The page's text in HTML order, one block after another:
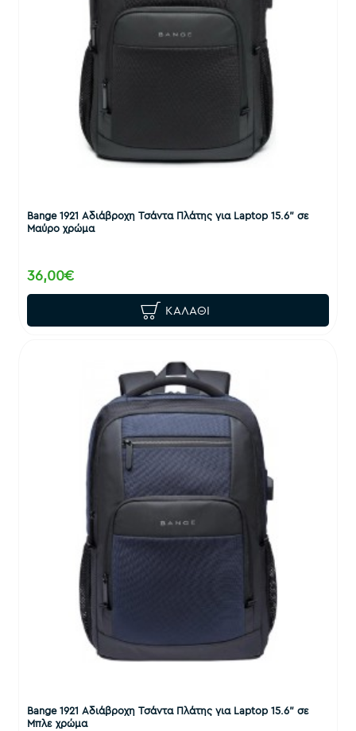
Bange 1921 Αδιάβροχη Τσάντα Πλάτης για Laptop 15.6" σε
Μαύρο χρώμα
36,00€
ΚΑΛΆΘΙ
Bange 1921 Αδιάβροχη Τσάντα Πλάτης για Laptop 15.6" σε
Μπλε χρώμα